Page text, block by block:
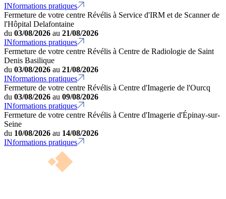
INformations pratiques
Fermeture de votre centre Révélis à Service d'IRM et de Scanner de
l'Hôpital Delafontaine
du 03/08/2026 au 21/08/2026
INformations pratiques
Fermeture de votre centre Révélis à Centre de Radiologie de Saint
Denis Basilique
du 03/08/2026 au 21/08/2026
INformations pratiques
Fermeture de votre centre Révélis à Centre d'Imagerie de l'Ourcq
du 03/08/2026 au 09/08/2026
INformations pratiques
Fermeture de votre centre Révélis à Centre d'Imagerie d'Épinay-sur-
Seine
du 10/08/2026 au 14/08/2026
INformations pratiques